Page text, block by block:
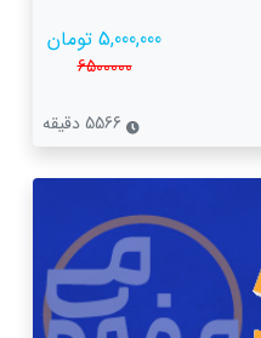
5,000,000 تومان
6500000